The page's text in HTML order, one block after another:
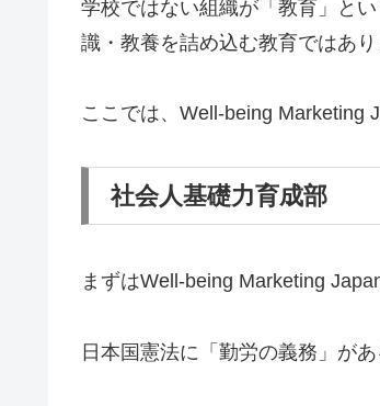
学校ではない組織が「教育」と
識・教養を詰め込む教育ではあり
ここでは、Well-being Marketing
社会人基礎力育成部
まずはWell-being Marketing
日本国憲法に「勤労の義務」が